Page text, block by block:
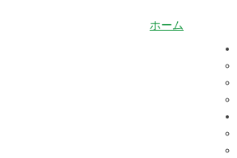
ホーム